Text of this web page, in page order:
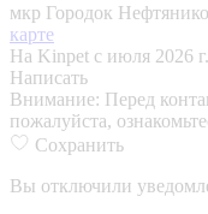
мкр Городок
карте
На Kinpet c июля 2026 г.
Написать
Внимание: Перед
пожалуйста,
Сохранить
Вы отключили